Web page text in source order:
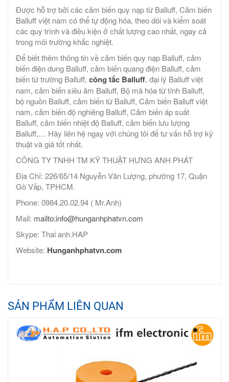
Được hỗ trợ bởi các cảm biến quy nạp từ Balluff, Cảm biến
Balluff việt nam có thể tự động hóa, theo dõi và kiểm soát
các quy trình và điều kiện ở chất lượng cao nhất, ngay cả
trong môi trường khắc nghiệt.
Để biết thêm thông tin về cảm biến quy nạp Balluff, cảm
biến điện dung Balluff, cảm biến quang điện Balluff, cảm
biến từ trường Balluff, công tắc Balluff, đại lý Balluff việt
nam, cảm biến siêu âm Balluff, Bộ mã hóa từ tính Balluff,
bộ nguồn Balluff, cảm biến từ Balluff, Cảm biến Balluff việt
nam, cảm biến độ nghiêng Balluff, Cảm biến áp suất
Balluff, cảm biến nhiệt độ Balluff, cảm biến lưu lượng
Balluff,… Hãy liên hệ ngay với chúng tôi để tư vấn hỗ trợ kỹ
thuật và giá tốt nhất.
CÔNG TY TNHH TM KỸ THUẬT HƯNG ANH PHÁT
Địa Chỉ: 226/65/14 Nguyễn Văn Lượng, phường 17, Quận
Gò Vấp, TPHCM.
Phone: 0984.20.02.94 ( Mr.Anh)
Mail: mailto:info@hunganhphatvn.com
Skype: Thai anh.HAP
Website: Hunganhphatvn.com
SẢN PHẨM LIÊN QUAN